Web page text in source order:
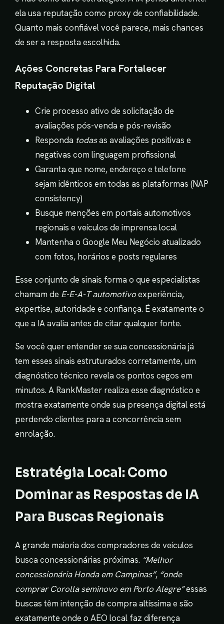
ela usa reputação como proxy de confiabilidade.
Quanto mais confiável você parece, mais chances
de ser a resposta escolhida.
Ações Concretas Para Fortalecer
Reputação Digital
Crie processo ativo de solicitação de
avaliações pós-venda e pós-revisão
Responda todasas avaliações positivas e
negativas com linguagem profissional
Garanta que nome, endereço e telefone
sejam idênticos em todas as plataformas (NAP
consistency)
Busque menções em portais automotivos
regionais e veículos de imprensa local
Mantenha o Google Meu Negócio atualizado
com fotos, horários e posts regulares
Esse conjunto de sinais forma o que especialistas
chamam de E-E-A-T automotivoexperiência,
expertise, autoridade e confiança. É exatamente o
que a IA avalia antes de citar qualquer fonte.
Se você quer entender se sua concessionária já
tem esses sinais estruturados corretamente, um
diagnóstico técnico revela os pontos cegos em
minutos. A RankMaster realiza esse diagnóstico e
mostra exatamente onde sua presença digital está
perdendo clientes para a concorrência sem
enrolação.
Estratégia Local: Como
Dominar as Respostas de IA
Para Buscas Regionais
A grande maioria dos compradores de veículos
busca concessionárias próximas. “Melhor
concessionária Honda em Campinas”, “onde
comprar Corolla seminovo em Porto Alegre”essas
buscas têm intenção de compra altíssima e são
exatamente onde o AEO local faz diferença